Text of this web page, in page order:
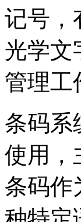
记号，
光学文
管理工
条码系
使用，
条码作